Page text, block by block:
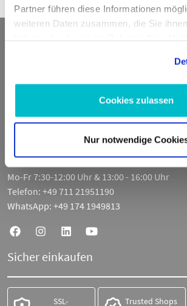
Partner führen diese Informationen
weiteren Daten zusammen, die Sie
Cookies zulassen
Nur notwendige
73730 Esslingen am Neckar
Deutschland
Mo-Fr 7:30-12:00 Uhr & 13:00 - 16:00 Uhr
Telefon: +49 711 21951190
WhatsApp: +49 174 1949813
Sicher einkaufen
SSL- Trusted Shops